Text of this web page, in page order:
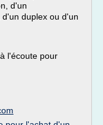
d'un
duplex ou d'un
l'écoute pour